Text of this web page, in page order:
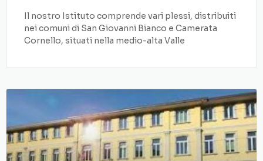
Il nostro Istituto comprende vari plessi, distribuiti
nei comuni di San Giovanni Bianco e Camerata
Cornello, situati nella medio-alta Valle